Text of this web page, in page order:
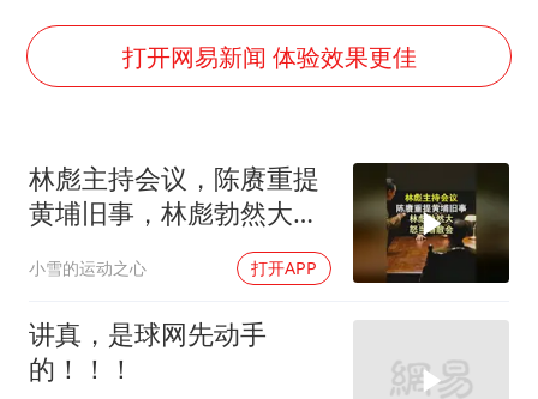
秋天的第一杯奶茶到底有多火
东航：国内客票提前14天免费退改
胡彦斌韩磊 谁帮谁
胡彦斌获《歌手2026》歌王
38岁演员求职万岁山NPC成功
打开网易新闻 体验效果更佳
林彪主持会议，陈赓重提
黄埔旧事，林彪勃然大
小雪的运动之心 打开APP
讲真，是球网先动手
的！！！